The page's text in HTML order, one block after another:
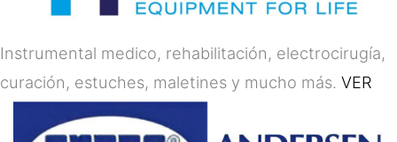
Instrumental medico, rehabilitación, electrocirugía,
curación, estuches, maletines y mucho más. VER